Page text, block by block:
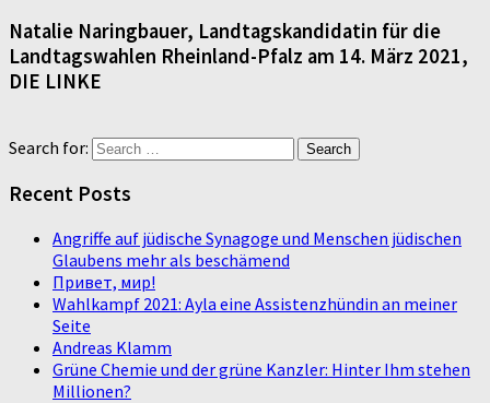
Natalie Naringbauer, Landtagskandidatin für die
Landtagswahlen Rheinland-Pfalz am 14. März 2021,
DIE LINKE
Search for:
Recent Posts
Angriffe auf jüdische Synagoge und Menschen jüdischen
Glaubens mehr als beschämend
Привет, мир!
Wahlkampf 2021: Ayla eine Assistenzhündin an meiner
Seite
Andreas Klamm
Grüne Chemie und der grüne Kanzler: Hinter Ihm stehen
Millionen?